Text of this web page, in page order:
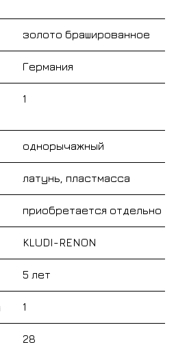
золото брашированное
Германия
1
однорычажный
латунь, пластмасса
приобретается отдельно
KLUDI-RENON
5 лет
1
28